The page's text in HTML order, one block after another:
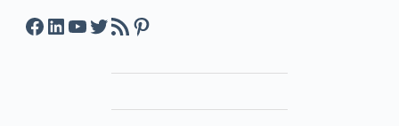
Facebook
LinkedIn
YouTube
Twitter
Feed RSSPinterest